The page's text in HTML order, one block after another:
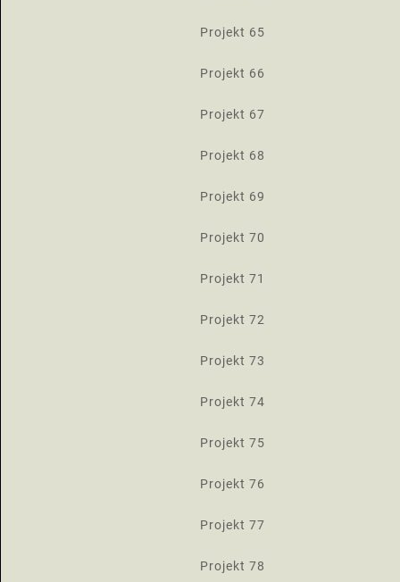
Projekt 65
Projekt 66
Projekt 67
Projekt 68
Projekt 69
Projekt 70
Projekt 71
Projekt 72
Projekt 73
Projekt 74
Projekt 75
Projekt 76
Projekt 77
Projekt 78